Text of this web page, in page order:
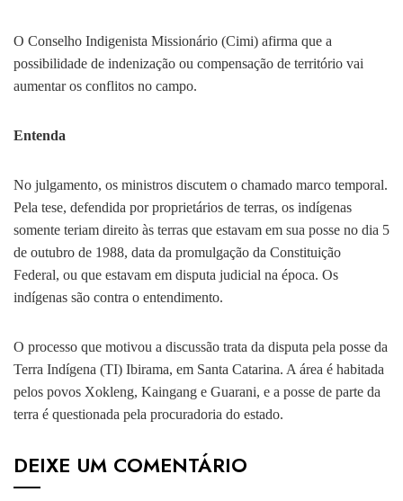
O Conselho Indigenista Missionário (Cimi) afirma que a
possibilidade de indenização ou compensação de território vai
aumentar os conflitos no campo.
Entenda
No julgamento, os ministros discutem o chamado marco temporal.
Pela tese, defendida por proprietários de terras, os indígenas
somente teriam direito às terras que estavam em sua posse no dia 5
de outubro de 1988, data da promulgação da Constituição
Federal, ou que estavam em disputa judicial na época. Os
indígenas são contra o entendimento.
O processo que motivou a discussão trata da disputa pela posse da
Terra Indígena (TI) Ibirama, em Santa Catarina. A área é habitada
pelos povos Xokleng, Kaingang e Guarani, e a posse de parte da
terra é questionada pela procuradoria do estado.
DEIXE UM COMENTÁRIO